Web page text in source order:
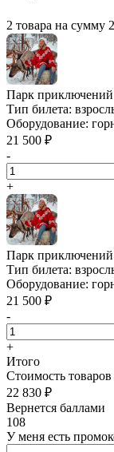
2 товара на сумму
Парк приключений
Тип билета:
Оборудование:
21 500 ₽
-
+
Парк приключений
Тип билета:
Оборудование:
21 500 ₽
-
+
Итого
Стоимость товаров
22 830 ₽
Вернется баллами
108
У меня есть